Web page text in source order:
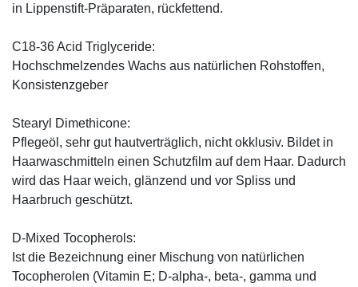
in Lippenstift-Präparaten, rückfettend.
C18-36 Acid Triglyceride:
Hochschmelzendes Wachs aus natürlichen Rohstoffen,
Konsistenzgeber
Stearyl Dimethicone:
Pflegeöl, sehr gut hautverträglich, nicht okklusiv. Bildet in
Haarwaschmitteln einen Schutzfilm auf dem Haar. Dadurch
wird das Haar weich, glänzend und vor Spliss und
Haarbruch geschützt.
D-Mixed Tocopherols:
Ist die Bezeichnung einer Mischung von natürlichen
Tocopherolen (Vitamin E; D-alpha-, beta-, gamma und